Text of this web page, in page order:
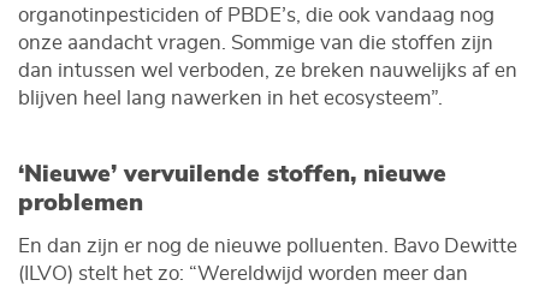
organotinpesticiden of PBDE’s, die ook vandaag nog
onze aandacht vragen. Sommige van die stoffen zijn
dan intussen wel verboden, ze breken nauwelijks af en
blijven heel lang nawerken in het ecosysteem”.
‘Nieuwe’ vervuilende stoffen, nieuwe
problemen
En dan zijn er nog de nieuwe polluenten. Bavo Dewitte
(ILVO) stelt het zo: “Wereldwijd worden meer dan